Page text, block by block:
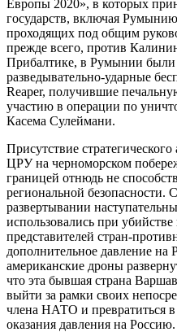
Европы 2020», в которых
государств, включая
проходящих под общим
прежде всего, против
Прибалтике, в Румынии были
разведывательно-ударные
Reaper, получившие
участию в операции по
Касема Сулеймани.
Присутствие
ЦРУ на черноморском
границей отнюдь не
региональной безопасности.
развертывании
использовались при
представителей стран-
дополнительное давление на
американские дроны
что эта бывшая страна
выйти за рамки своих
члена НАТО и превратиться
оказания давления на Россию.